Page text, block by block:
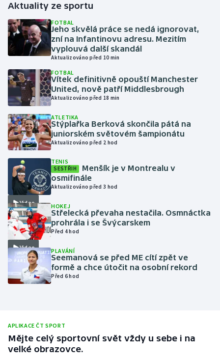
Golf
Gymnastika
Házená
Jezdectví
Judo
Krasobruslení
Lezení
Lyže a snowboard
Moderní pětiboj
Motorsport
Olympijské hry
Parasport
Ragby
Aktuality ze sportu
FOTBAL
Jeho skvělá práce se nedá ignorovat,
zní na Infantinovu adresu. Mezitím
vyplouvá další skandál
Aktualizováno před 10 min
FOTBAL
Vítek definitivně opouští Manchester
United, nově patří Middlesbrough
Aktualizováno před 18 min
ATLETIKA
Stýplařka Berková skončila pátá na
juniorském světovém šampionátu
Aktualizováno před 2 hod
Video
TENIS
SESTŘIH
Menšík je v Montrealu v
osmifinále
Aktualizováno před 3 hod
Video
HOKEJ
Střelecká převaha nestačila. Osmnáctka
prohrála i se Švýcarskem
Před 4 hod
PLAVÁNÍ
Seemanová se před ME cítí zpět ve
formě a chce útočit na osobní rekord
Před 6 hod
APLIKACE ČT SPORT
Mějte celý sportovní svět vždy u sebe i na
velké obrazovce.